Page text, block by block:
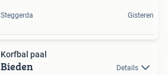
Steggerda Gisteren
Korfbal paal
Bieden Details